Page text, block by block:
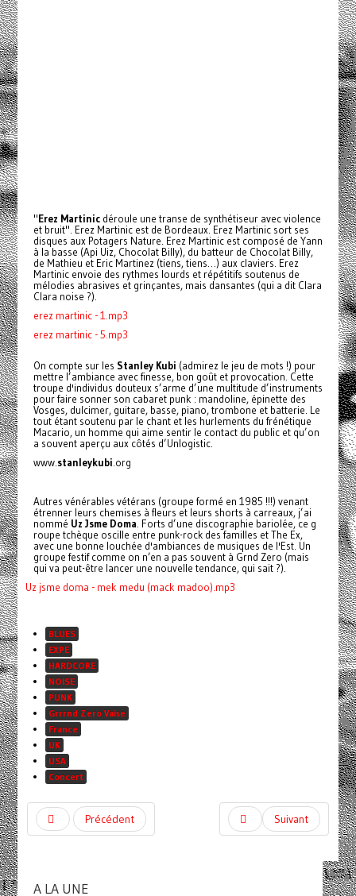
"Erez Martinicdéroule une transe de synthétiseur avec violence
et bruit". Erez Martinic est de Bordeaux. Erez Martinic sort ses
disques aux Potagers Nature. Erez Martinic est composé de Yann
à la basse (Api Uiz, Chocolat Billy), du batteur de Chocolat Billy,
de Mathieu et Eric Martinez (tiens, tiens…) aux claviers. Erez
Martinic envoie des rythmes lourds et répétitifs soutenus de
mélodies abrasives et grinçantes, mais dansantes (qui a dit Clara
Clara noise ?).
erez martinic - 1.mp3
erez martinic - 5.mp3
On compte sur les Stanley Kubi (admirez le jeu de mots !) pour
mettre l’ambiance avec finesse, bon goût et provocation. Cette
troupe d'individus douteux s’arme d’une multitude d’instruments
pour faire sonner son cabaret punk : mandoline, épinette des
Vosges, dulcimer, guitare, basse, piano, trombone et batterie. Le
tout étant soutenu par le chant et les hurlements du frénétique
Macario, un homme qui aime sentir le contact du public et qu’on
a souvent aperçu aux côtés d’Unlogistic.
www. stanleykubi .org
Autres vénérables vétérans (groupe formé en 1985 !!!) venant
étrenner leurs chemises à fleurs et leurs shorts à carreaux, j’ai
nommé Uz Jsme Doma . Forts d’une discographie bariolée, ce g
roupe tchèque oscille entre punk-rock des familles et The Ex,
avec une bonne louchée d'ambiances de musiques de l'Est. Un
groupe festif comme on n’en a pas souvent à Grnd Zero (mais
qui va peut-être lancer une nouvelle tendance, qui sait ?).
Uz jsme doma - mek medu (mack madoo).mp3
BLUES
EXPE
HARDCORE
NOISE
PUNK
Grrrnd Zero Vaise
France
UK
USA
Concert
Précédent Suivant
A LA UNE